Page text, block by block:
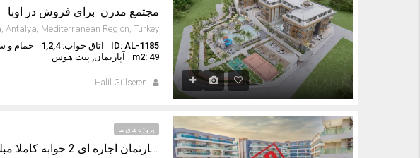
مجتمع مدرن برای فروش در اوبا
ID: AL-1185
اتاق خواب: 1,2,4
حمام و
m2: 49
آپارتمان, پنت هوس
Halil Gülseren
پروژه های ما
آپارتمان اجاره ای 2 خوابه کاملا مبله درامرالد پارک